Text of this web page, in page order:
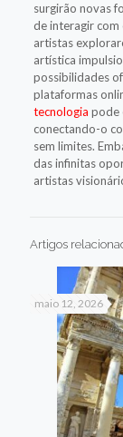
surgirão novas
de interagir
artistas
artística
possibilidades
plataformas
tecnologia pode
conectando-o
sem limites.
das infinitas
artistas
Artigos
maio 12, 2026